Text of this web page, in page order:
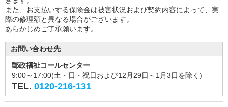
また、お支払いする保険金は被害状況および契約内容によって、実
際の修理額と異なる場合がございます。
あらかじめご了承願います。
お問い合わせ先
郵政福祉コールセンター
9:00～17:00(土・日・祝日および12月29日～1月3日を除く)
TEL. 0120-216-131